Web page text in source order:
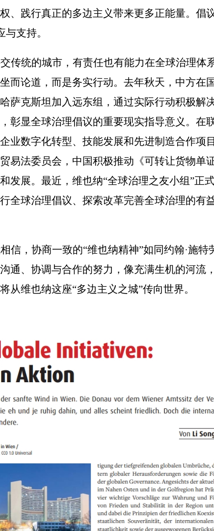
、践行真正的多边主义带来更多正能量。倡
支持。
传统的城市，有责任也有能力在全球治理体
而论道，而是务实行动。去年秋天，中方在
萨克斯坦加入远东组，通过实际行动积极解
彰显全球治理倡议的重要现实指导意义。在
业数字化转型、技能发展和先进制造合作项
易法委员会，中国积极推动《可转让货物单
发展。最近，维也纳“全球治理之友小组”正
全球治理倡议、探索改革完善全球治理的有
信，协商一致的“维也纳精神”如同约翰·施特
通、协调与合作的努力，像充满生机的河流
从维也纳这座“多边主义之城”传向世界。